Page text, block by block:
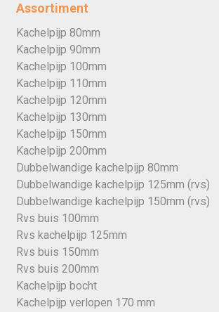
Assortiment
Kachelpijp 80mm
Kachelpijp 90mm
Kachelpijp 100mm
Kachelpijp 110mm
Kachelpijp 120mm
Kachelpijp 130mm
Kachelpijp 150mm
Kachelpijp 200mm
Dubbelwandige kachelpijp 80mm
Dubbelwandige kachelpijp 125mm (rvs)
Dubbelwandige kachelpijp 150mm (rvs)
Rvs buis 100mm
Rvs kachelpijp 125mm
Rvs buis 150mm
Rvs buis 200mm
Kachelpijp bocht
Kachelpijp verlopen 170 mm